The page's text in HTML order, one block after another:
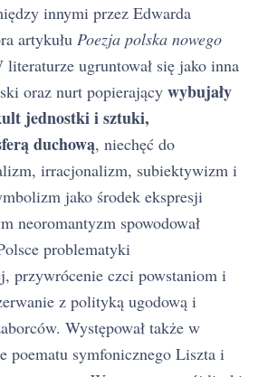
innymi przez Edwarda
artykułu Poezja polska nowego
literaturze ugruntował się jako inna
oraz nurt popierający wybujały
jednostki i sztuki,
duchową, niechęć do
irracjonalizm, subiektywizm i
jako środek ekspresji
neoromantyzm spowodował
problematyki
przywrócenie czci powstaniom i
z polityką ugodową i
Występował także w
poematu symfonicznego Liszta i